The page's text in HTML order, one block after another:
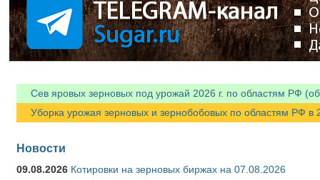
Сев яровых зерновых под урожай 2026 г. по областям РФ
Уборка урожая зерновых и зернобобовых по областям РФ в
Новости
09.08.2026 Котировки на зерновых биржах на 07.08.2026